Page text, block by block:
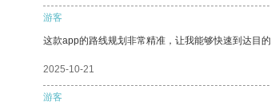
游客
这款app的路线规划非常精准，让我能够快速到达目的
2025-10-21
游客